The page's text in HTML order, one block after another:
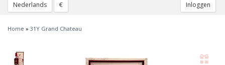
Nederlands € Inloggen
Home » 31Y Grand Chateau